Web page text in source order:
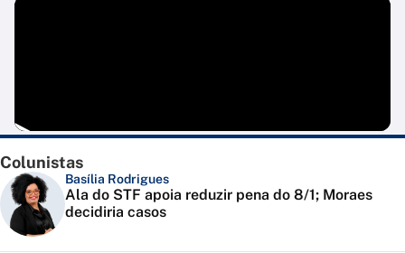
Colunistas
Basília Rodrigues
Ala do STF apoia reduzir pena do 8/1; Moraes
decidiria casos